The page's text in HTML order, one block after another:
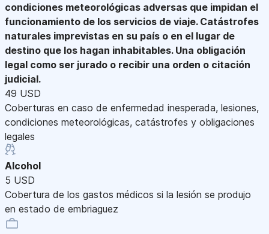
condiciones meteorológicas adversas que impidan el
funcionamiento de los servicios de viaje. Catástrofes
naturales imprevistas en su país o en el lugar de
destino que los hagan inhabitables. Una obligación
legal como ser jurado o recibir una orden o citación
judicial.
49 USD
Coberturas en caso de enfermedad inesperada, lesiones,
condiciones meteorológicas, catástrofes y obligaciones
legales
Alcohol
5 USD
Cobertura de los gastos médicos si la lesión se produjo
en estado de embriaguez